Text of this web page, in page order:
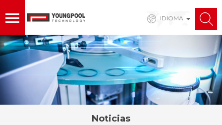
IDIOMA
Noticias